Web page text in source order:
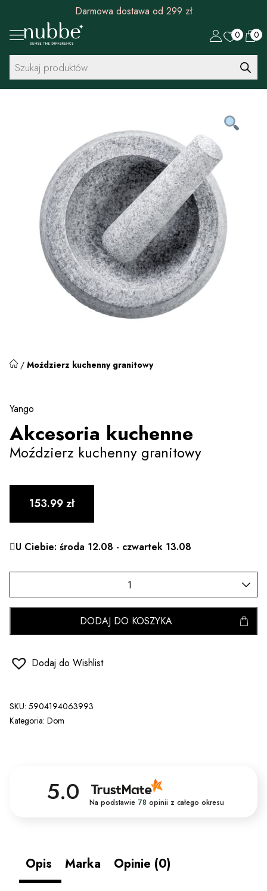
Darmowa dostawa od 299 zł
0 0
Wyszukiwarka
produktów
/ Moździerz kuchenny granitowy
Yango
Akcesoria kuchenne
Moździerz kuchenny granitowy
153.99zł
U Ciebie: środa 12.08 - czwartek 13.08
DODAJ DO KOSZYKA
Dodaj do Wishlist
SKU: 5904194063993
Kategoria: Dom
5.0 Na podstawie 78 opinii z całego okresu
Opis Marka
Opinie (0)